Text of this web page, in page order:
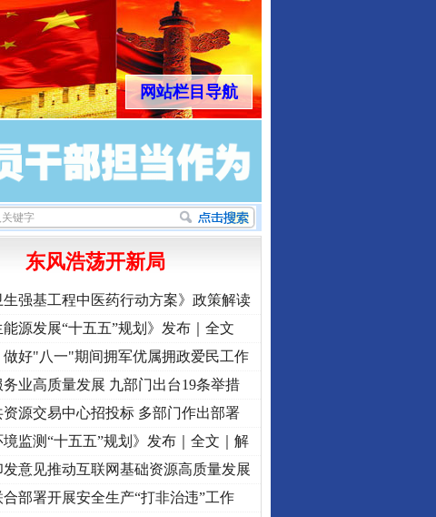
网站栏目导航
东风浩荡开新局
生强基工程中医药行动方案》政策解读
能源发展“十五五”规划》发布｜全文
做好"八一"期间拥军优属拥政爱民工作
业高质量发展 九部门出台19条举措
源交易中心招投标 多部门作出部署
境监测“十五五”规划》发布｜全文｜解
发意见推动互联网基础资源高质量发展
合部署开展安全生产“打非治违”工作